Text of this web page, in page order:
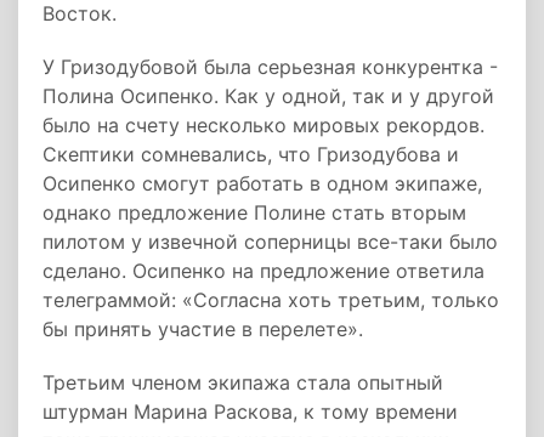
Восток.
У Гризодубовой была серьезная конкурентка -
Полина Осипенко. Как у одной, так и у другой
было на счету несколько мировых рекордов.
Скептики сомневались, что Гризодубова и
Осипенко смогут работать в одном экипаже,
однако предложение Полине стать вторым
пилотом у извечной соперницы все-таки было
сделано. Осипенко на предложение ответила
телеграммой: «Согласна хоть третьим, только
бы принять участие в перелете».
Третьим членом экипажа стала опытный
штурман Марина Раскова, к тому времени